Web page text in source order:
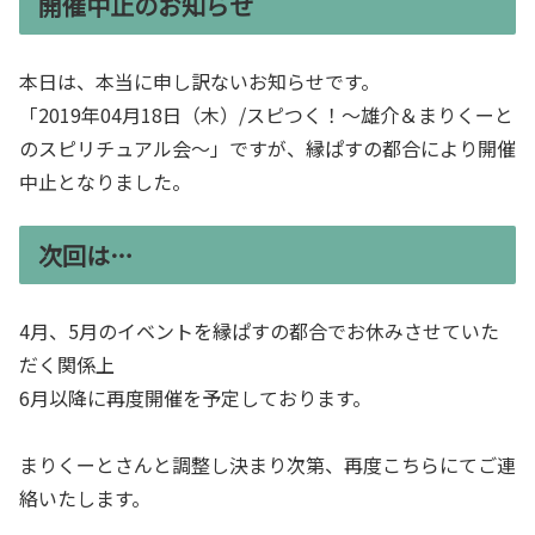
本日は、本当に申し訳ないお知らせです。
「2019年04月18日（木）/スピつく！〜雄介＆まりくーと
のスピリチュアル会〜」ですが、縁ぱすの都合により開催
中止となりました。
次回は…
4月、5月のイベントを縁ぱすの都合でお休みさせていた
だく関係上
6月以降に再度開催を予定しております。
まりくーとさんと調整し決まり次第、再度こちらにてご連
絡いたします。